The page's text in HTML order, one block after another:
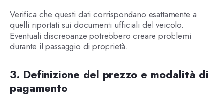
Verifica che questi dati corrispondano esattamente a
quelli riportati sui documenti ufficiali del veicolo.
Eventuali discrepanze potrebbero creare problemi
durante il passaggio di proprietà.
3. Definizione del prezzo e modalità di
pagamento